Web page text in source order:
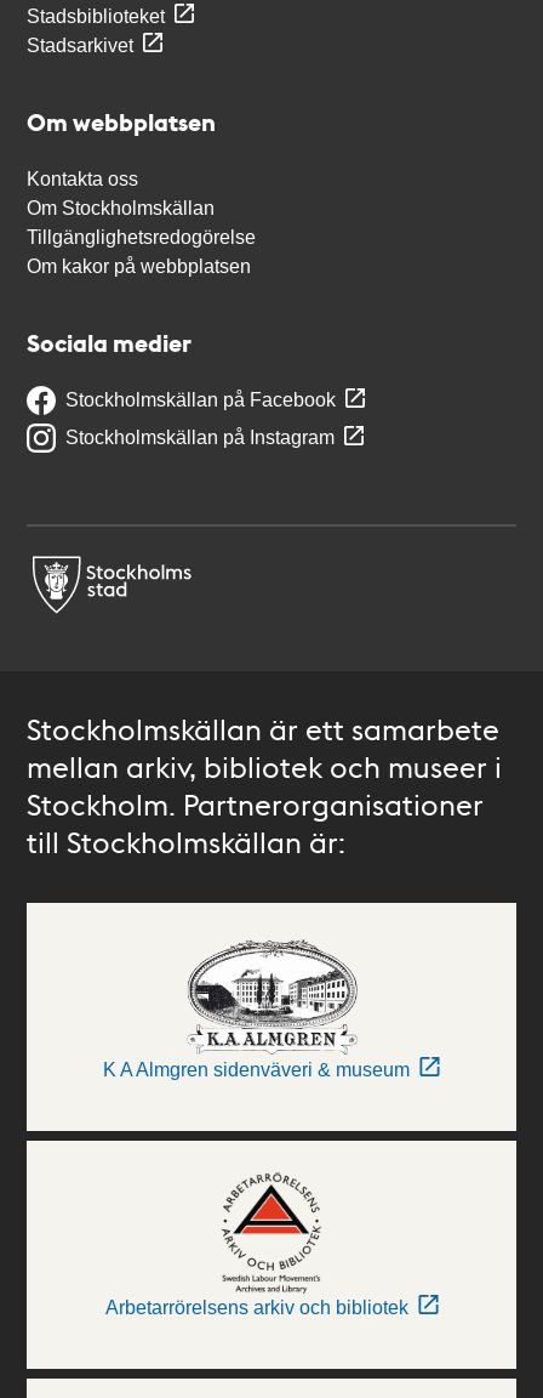
Stadsbiblioteket
Stadsarkivet
Om webbplatsen
Kontakta oss
Om Stockholmskällan
Tillgänglighetsredogörelse
Om kakor på webbplatsen
Sociala medier
Stockholmskällan på Facebook
Stockholmskällan på Instagram
Stockholmskällan är ett samarbete
mellan arkiv, bibliotek och museer i
Stockholm. Partnerorganisationer
till Stockholmskällan är:
K A Almgren sidenväveri & museum
Arbetarrörelsens arkiv och bibliotek